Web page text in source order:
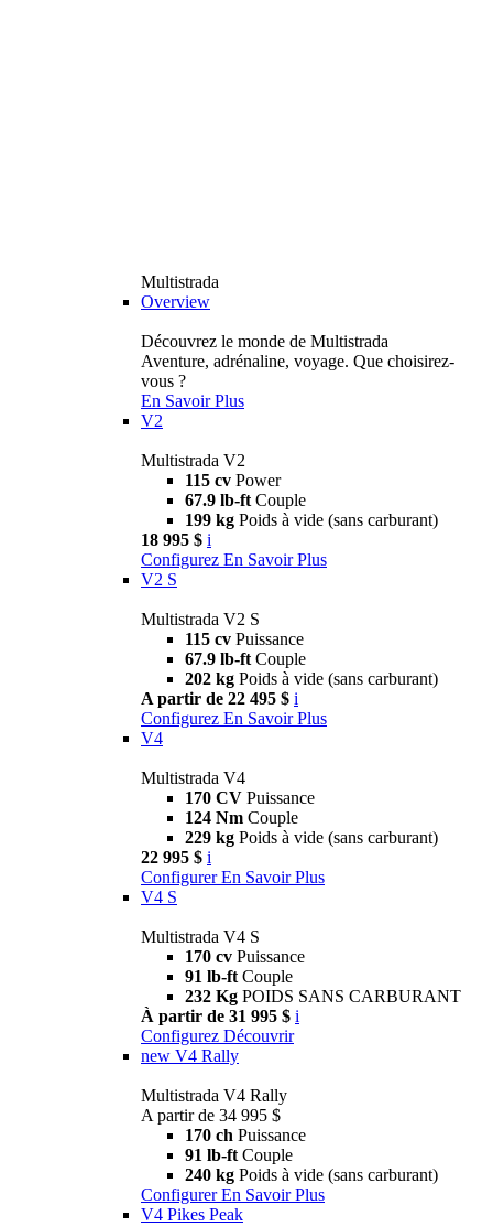
Multistrada
Overview
Découvrez le monde de Multistrada
Aventure, adrénaline, voyage. Que choisirez-
vous ?
En Savoir Plus
V2
Multistrada V2
115 cv Power
67.9 lb-ft Couple
199 kg Poids à vide (sans carburant)
18 995 $ i
Configurez En Savoir Plus
V2 S
Multistrada V2 S
115 cv Puissance
67.9 lb-ft Couple
202 kg Poids à vide (sans carburant)
A partir de 22 495 $ i
Configurez En Savoir Plus
V4
Multistrada V4
170 CV Puissance
124 Nm Couple
229 kg Poids à vide (sans carburant)
22 995 $ i
Configurer En Savoir Plus
V4 S
Multistrada V4 S
170 cv Puissance
91 lb-ft Couple
232 Kg POIDS SANS CARBURANT
À partir de 31 995 $ i
Configurez Découvrir
new V4 Rally
Multistrada V4 Rally
A partir de 34 995 $
170 ch Puissance
91 lb-ft Couple
240 kg Poids à vide (sans carburant)
Configurer En Savoir Plus
V4 Pikes Peak